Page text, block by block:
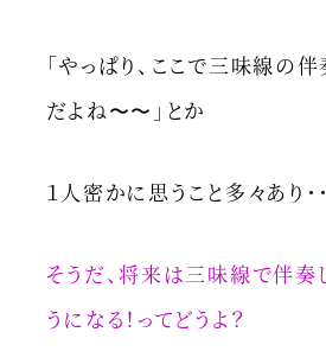
「やっぱり、ここで三味線の
だよね〜〜」とか
１人密かに思うこと多々あり・・
そうだ、将来は三味線で伴奏
うになる！ってどうよ？